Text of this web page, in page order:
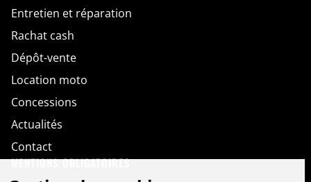
Entretien et réparation
Rachat cash
Dépôt-vente
Location moto
Concessions
Actualités
Contact
MENTIONS OBLIGATOIRES